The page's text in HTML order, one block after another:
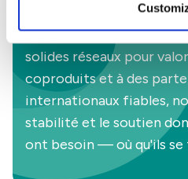
mondiale. Grâce à notre
approfondie des
solides réseaux pour
coproduits et à des
internationaux fiables,
stabilité et le soutien
ont besoin — où qu'ils se